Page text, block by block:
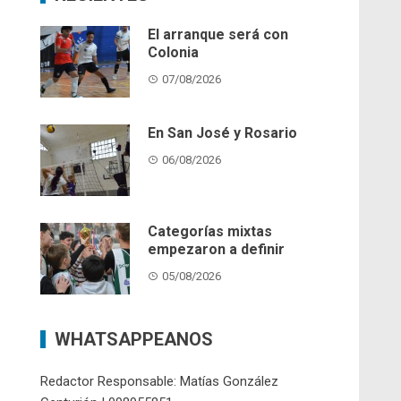
El arranque será con
Colonia
07/08/2026
En San José y Rosario
06/08/2026
Categorías mixtas
empezaron a definir
05/08/2026
WHATSAPPEANOS
Redactor Responsable: Matías González